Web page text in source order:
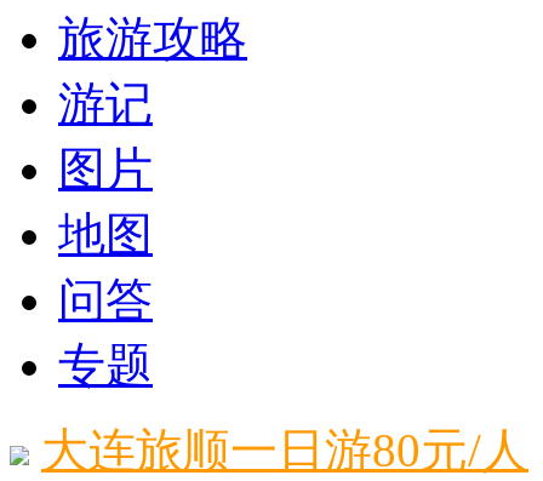
旅游攻略
游记
图片
地图
问答
专题
大连旅顺一日游80元/人